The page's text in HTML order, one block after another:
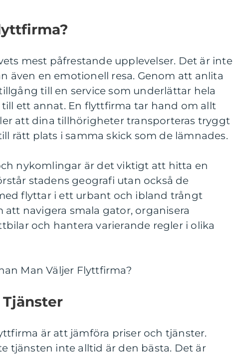
mest påfrestande upplevelser. Det är inte
även en emotionell resa. Genom att anlita
till en service som underlättar hela
ett annat. En flyttfirma tar hand om allt
att dina tillhörigheter transporteras tryggt
rätt plats i samma skick som de lämnades.
nykomlingar är det viktigt att hitta en
stadens geografi utan också de
flyttar i ett urbant och ibland trångt
navigera smala gator, organisera
och hantera varierande regler i olika
Man Väljer Flyttfirma?
är att jämföra priser och tjänster.
tjänsten inte alltid är den bästa. Det är